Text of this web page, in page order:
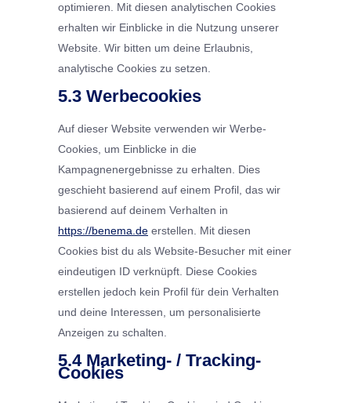
optimieren. Mit diesen analytischen Cookies
erhalten wir Einblicke in die Nutzung unserer
Website. Wir bitten um deine Erlaubnis,
analytische Cookies zu setzen.
5.3 Werbecookies
Auf dieser Website verwenden wir Werbe-
Cookies, um Einblicke in die
Kampagnenergebnisse zu erhalten. Dies
geschieht basierend auf einem Profil, das wir
basierend auf deinem Verhalten in
https://benema.de erstellen. Mit diesen
Cookies bist du als Website-Besucher mit einer
eindeutigen ID verknüpft. Diese Cookies
erstellen jedoch kein Profil für dein Verhalten
und deine Interessen, um personalisierte
Anzeigen zu schalten.
5.4 Marketing- / Tracking-
Cookies